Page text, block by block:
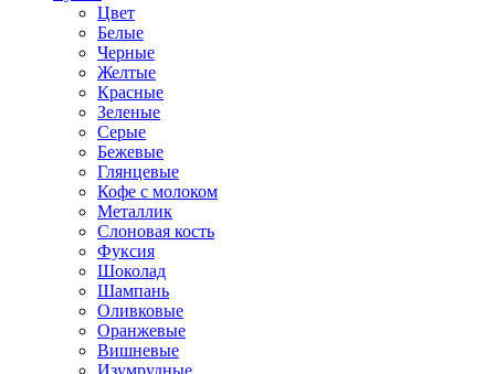
Цвет
Белые
Черные
Желтые
Красные
Зеленые
Серые
Бежевые
Глянцевые
Кофе с молоком
Металлик
Слоновая кость
Фуксия
Шоколад
Шампань
Оливковые
Оранжевые
Вишневые
Изумрудные